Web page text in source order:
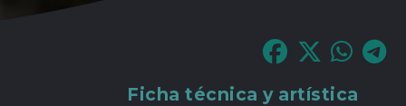
Ficha técnica y artística